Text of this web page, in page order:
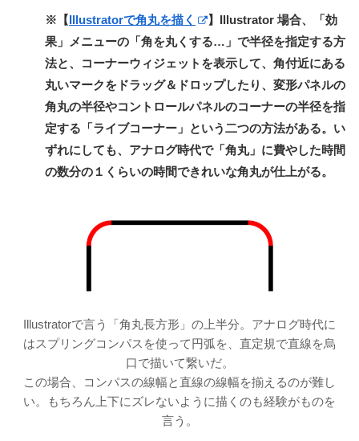
※【 Illustratorで角丸を描く
】Illustrator 場合、「効
果」メニューの「角を丸くする…」で半径を指定する方
法と、コーナーウィジェットを表示して、角付近にある
丸いマークをドラッグ＆ドロップしたり、変形パネルの
角丸の半径やコントロールパネルのコーナーの半径を指
定する「ライブコーナー」という二つの方法がある。い
ずれにしても、アナログ時代で「角丸」に費やした時間
の数分の１くらいの時間できれいな角丸が仕上がる。
Illustratorで言う「角丸長方形」の上半分。アナログ時代に
はスプリングコンパスを使って円弧を、直定規で直線を烏
口で描いて繋いだ。
この場合、コンパスの線幅と直線の線幅を揃えるのが難し
い。もちろん上下にズレないように描くのも経験がものを
言う。